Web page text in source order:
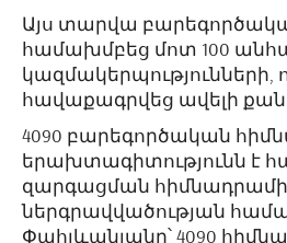
Այս տարվա
համախմբեց մոտ 100
կազմակերպությունների,
հավաքագրվեց ավելի քան
4090 բարեգործական
երախտագիտությունն է
զարգացման
ներգրավվածության
Փահլևանյանը՝ 4090